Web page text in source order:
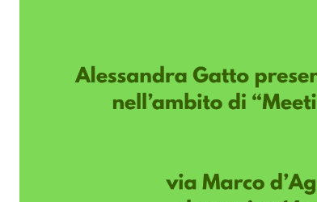
residenza la propria esperienza nell’ambito del
organizzato dal collettivo ife a Vicenza nella